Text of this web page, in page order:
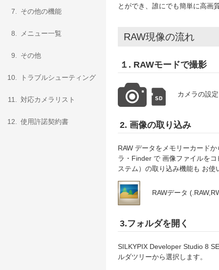
とができ、誰にでも簡単に高画
RAW現像の流れ
１. RAWモードで撮影
カメラの設
2. 画像の取り込み
RAW データをメモリーカード
ラ・Finder で 画像ファイルを
ステム）の取り込み機能も お使
RAWデータ
3.フォルダを開く
SILKYPIX Developer Studio 8
ルダツリーから選択します。
7. その他の機能
8. メニュー一覧
9. その他
10. トラブルシューティング
11. 対応カメラリスト
12. 使用許諾契約書